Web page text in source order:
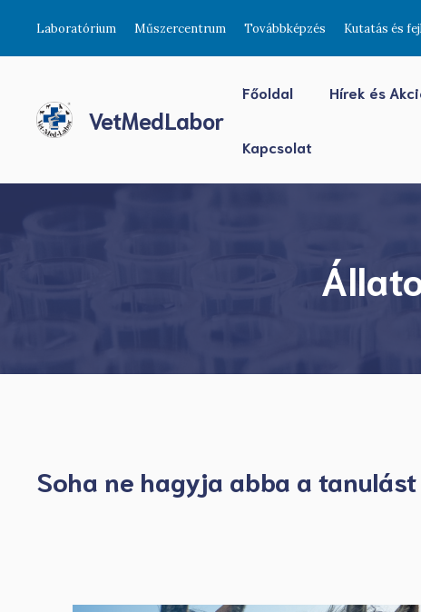
obsah
Laboratórium Műszercentrum Továbbképzés Kutatás és
VetMedLabor
Főoldal Hírek és
Kapcsolat
Soha ne hagyja abba a tanulást